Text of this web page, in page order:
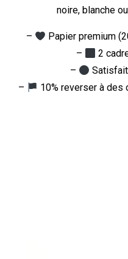
noire, blanche
–
Papier premium
–
2
–
–
10% reverser à